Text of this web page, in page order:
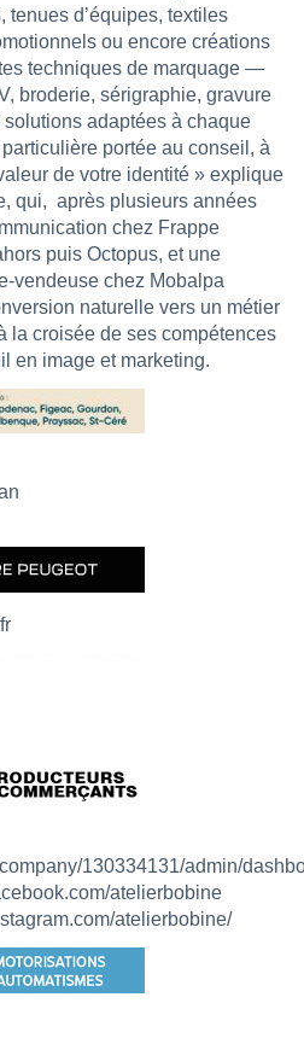
tenues d’équipes, textiles
ou encore créations
techniques de marquage —
broderie, sérigraphie, gravure
adaptées à chaque
portée au conseil, à
de votre identité » explique
qui, après plusieurs années
chez Frappe
puis Octopus, et une
vendeuse chez Mobalpa
naturelle vers un métier
la croisée de ses compétences
en image et marketing.
130334131/admin/
atelierbobine
atelierbobine/